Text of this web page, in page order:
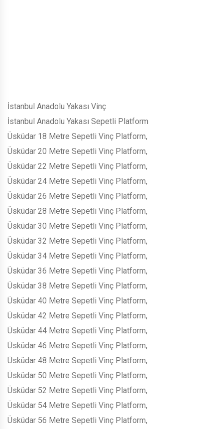
İstanbul Anadolu Yakası Vinç
İstanbul Anadolu Yakası Sepetli Platform
Üsküdar 18 Metre Sepetli Vinç Platform,
Üsküdar 20 Metre Sepetli Vinç Platform,
Üsküdar 22 Metre Sepetli Vinç Platform,
Üsküdar 24 Metre Sepetli Vinç Platform,
Üsküdar 26 Metre Sepetli Vinç Platform,
Üsküdar 28 Metre Sepetli Vinç Platform,
Üsküdar 30 Metre Sepetli Vinç Platform,
Üsküdar 32 Metre Sepetli Vinç Platform,
Üsküdar 34 Metre Sepetli Vinç Platform,
Üsküdar 36 Metre Sepetli Vinç Platform,
Üsküdar 38 Metre Sepetli Vinç Platform,
Üsküdar 40 Metre Sepetli Vinç Platform,
Üsküdar 42 Metre Sepetli Vinç Platform,
Üsküdar 44 Metre Sepetli Vinç Platform,
Üsküdar 46 Metre Sepetli Vinç Platform,
Üsküdar 48 Metre Sepetli Vinç Platform,
Üsküdar 50 Metre Sepetli Vinç Platform,
Üsküdar 52 Metre Sepetli Vinç Platform,
Üsküdar 54 Metre Sepetli Vinç Platform,
Üsküdar 56 Metre Sepetli Vinç Platform,